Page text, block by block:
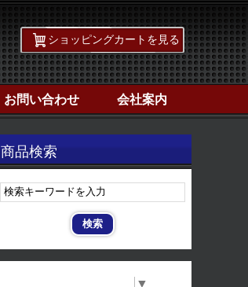
ショッピングカートを見る
お問い合わせ 会社案内
商品検索
▼